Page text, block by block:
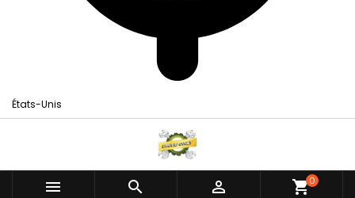
États-Unis
   shopping_cart0